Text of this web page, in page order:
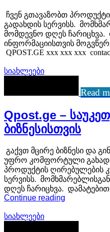
ჩვენ გთავაზობთ
გადახდის სერვისს.
მომდევნო დღეს ჩარიცხვა.
ინფორმაციისთვის
QPOST.GE xxx xxx xxx
სიახლეები
Read
Qpost.ge –
ბიზნესისთვის
გაქვთ მცირე ბიზნესი და
უფრო კომფორტული
პროდუქტის ღირებულების
სერვისს.
დღეს ჩარიცხვა.
Continue reading
სიახლეები